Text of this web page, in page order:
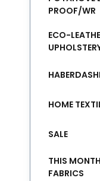
PROOF/WR
ECO-
HOME
SALE
THIS
FABRICS